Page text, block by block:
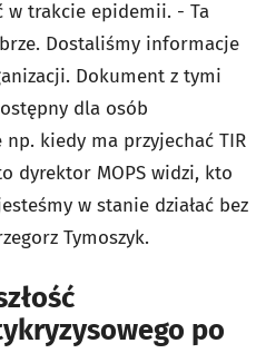
w trakcie epidemii. - Ta
Dostaliśmy informacje
Dokument z tymi
dla osób
np. kiedy ma przyjechać TIR
dyrektor MOPS widzi, kto
w stanie działać bez
Tymoszyk.
po